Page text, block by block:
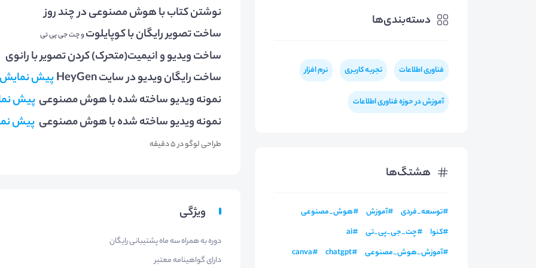
دسته‌بندی‌ها
فناوری اطلاعات تجربه کاربری نرم افزار
آموزش در حوزه فناوری اطلاعات
هشتگ‌ها
#توسعه_فردی #آموزش #هوش_مصنوعی
#کنوا #چت_جی_پی_تی #
ai
#آموزش_هوش_مصنوعی #
chatgpt
#
canva
نوشتن کتاب با هوش مصنوعی در چند روز
ساخت تصویر رایگان با کوپایلوتو چت جی پی تی
ساخت ویدیو و انیمیت(متحرک) کردن تصویر با رانوی
ساخت رایگان ویدیو در سایت HeyGen
پیش نمایش
نمونه ویدیو ساخته شده با هوش مصنوعی پیش
نمونه ویدیو ساخته شده با هوش مصنوعی پیش
طراحی لوگو در ۵ دقیقه
ویژگی
دوره به همراه سه ماه پشتیبانی رایگان
دارای گواهینامه معتبر